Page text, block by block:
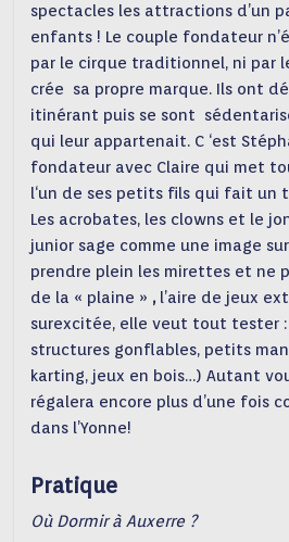
spectacles les attractions d’un
enfants ! Le couple fondateur
par le cirque traditionnel, ni par
crée sa propre marque. Ils ont
itinérant puis se sont
qui leur appartenait. C ‘est
fondateur avec Claire qui met
l‘un de ses petits fils qui fait un
Les acrobates, les clowns et le
junior sage comme une image
prendre plein les mirettes et ne
de la « plaine » , l’aire de jeux
surexcitée, elle veut tout tester
structures gonflables, petits
karting, jeux en bois…) Autant
régalera encore plus d’une fois
dans l’Yonne!
Pratique
Où Dormir à Auxerre ?